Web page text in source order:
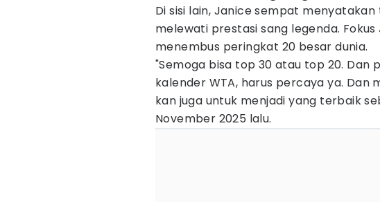
Di sisi lain, Janice sempat
melewati prestasi sang legenda.
menembus peringkat 20 besar dunia.
"Semoga bisa top 30 atau top 20. Dan
kalender WTA, harus percaya ya.
kan juga untuk menjadi yang terbaik
November 2025 lalu.